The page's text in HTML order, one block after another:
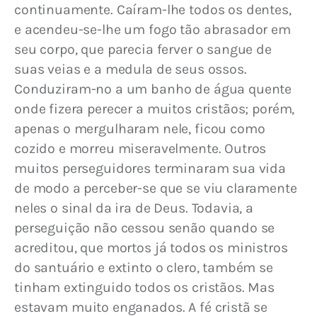
continuamente. Caíram-lhe todos os dentes,
e acendeu-se-lhe um fogo tão abrasador em
seu corpo, que parecia ferver o sangue de
suas veias e a medula de seus ossos.
Conduziram-no a um banho de água quente
onde fizera perecer a muitos cristãos; porém,
apenas o mergulharam nele, ficou como
cozido e morreu miseravelmente. Outros
muitos perseguidores terminaram sua vida
de modo a perceber-se que se viu claramente
neles o sinal da ira de Deus. Todavia, a
perseguição não cessou senão quando se
acreditou, que mortos já todos os ministros
do santuário e extinto o clero, também se
tinham extinguido todos os cristãos. Mas
estavam muito enganados. A fé cristã se